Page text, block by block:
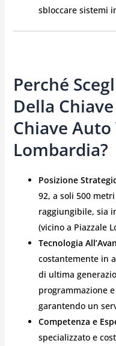
sbloccare sistemi
Perché
Della
Chiave
Lombardia?
Posizione
92, a soli 500
raggiungibile, sia
(vicino a Piazzale
Tecnologia
costantemente in
di ultima
programmazione
garantendo un
Competenza e
specializzato e